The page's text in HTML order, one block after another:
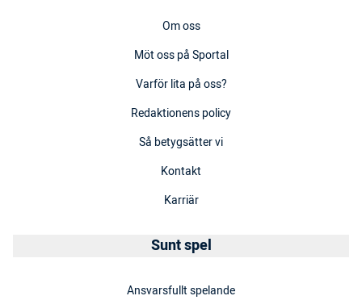
Om oss
Möt oss på Sportal
Varför lita på oss?
Redaktionens policy
Så betygsätter vi
Kontakt
Karriär
Sunt spel
Ansvarsfullt spelande